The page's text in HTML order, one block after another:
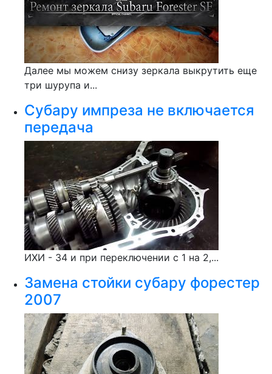
Далее мы можем снизу зеркала выкрутить еще
три шурупа и...
Субару импреза не включается
передача
ИХИ - 34 и при переключении с 1 на 2,...
Замена стойки субару форестер
2007